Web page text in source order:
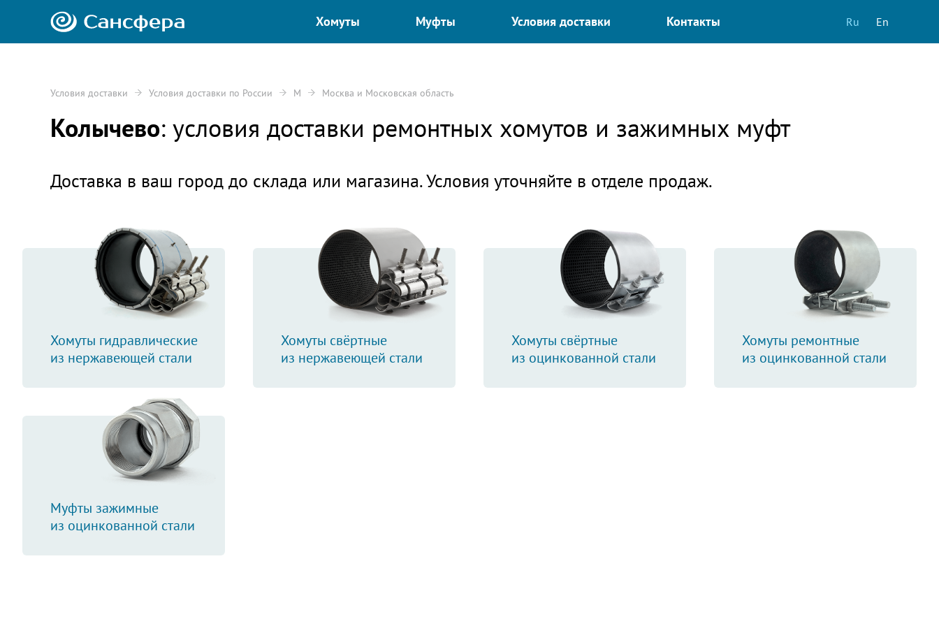
Ru En
Хомуты Муфты Условия доставки Контакты
Условия доставки Условия доставки по России М Москва и Московская область
Колычево: условия доставки ремонтных хомутов и зажимных муфт
Доставка в ваш город до склада или магазина. Условия уточняйте в отделе продаж.
Хомуты гидравлические
из нержавеющей стали
Хомуты свёртные
из нержавеющей стали
Хомуты свёртные
из оцинкованной стали
Хомуты ремонтные
из оцинкованной стали
Муфты зажимные
из оцинкованной стали